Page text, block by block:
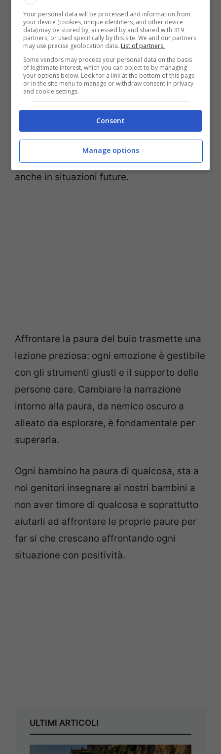
dell’oscurità, facendola diventare
un’occasione di esplorazione e
divertimento.
Condividere esperienze e paure superate
rafforza il senso di autoefficacia nei
bambini. Tecniche come la
visualizzazione positiva
muscolareinsegnano metodi utili per
gestire le ansie, non solo legate al buio ma
anche in situazioni future.
Affrontare la paura del buio trasmette una
lezione preziosa: ogni emozione è gestibile
con gli strumenti giusti e il supporto delle
persone care. Cambiare la narrazione
intorno alla paura, da nemico oscuro a
alleato da esplorare, è fondamentale per
superarla.
Ogni bambino ha paura di qualcosa, sta a
noi genitori insegnare ai nostri bambini a
non aver timore di qualcosa e soprattutto
aiutarli ad affrontare le proprie paure per
far si che crescano affrontando ogni
situazione con positività.
ULTIMI ARTICOLI
Your personal data will be processed and information from
your device (cookies, unique identifiers, and other device
data) may be stored by, accessed by and shared with 319
partners, or used specifically by this site. We and our partners
may use precise geolocation data. List of partners.
Some vendors may process your personal data on the basis
of legitimate interest, which you can object to by managing
your options below. Look for a link at the bottom of this page
or in the site menu to manage or withdraw consent in privacy
and cookie settings.
Consent
Manage options